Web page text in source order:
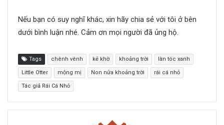
Nếu bạn có suy nghĩ khác, xin hãy chia sẻ với tôi ở bên
dưới bình luận nhé. Cảm ơn mọi người đã ủng hộ.
Tags chênh vênh kẻ khờ khoảng trời làn tóc xanh
Little Otter mộng mị Non nửa khoảng trời rái cá nhỏ
Tác giả Rái Cá Nhỏ